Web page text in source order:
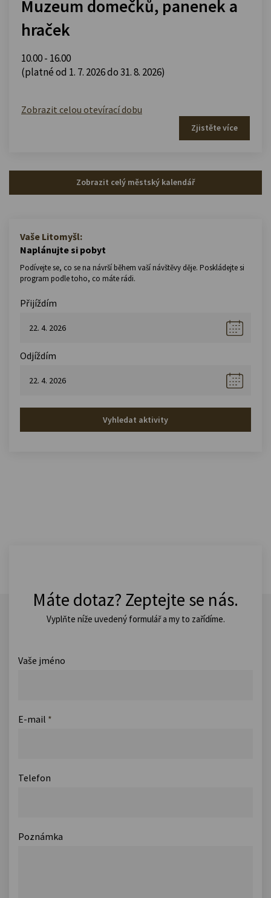
Muzeum domečků, panenek a
hraček
10.00 - 16.00
(platné od 1. 7. 2026 do 31. 8. 2026)
Zobrazit celou otevírací dobu
Zjistěte více
Zobrazit celý městský kalendář
Vaše Litomyšl:
Naplánujte si pobyt
Podívejte se, co se na návrší během vaší návštěvy děje. Poskládejte si
program podle toho, co máte rádi.
Přijíždím
Odjíždím
Vyhledat aktivity
Máte dotaz? Zeptejte se nás.
Vyplňte níže uvedený formulář a my to zařídíme.
Vaše jméno
E-mail *
Telefon
Poznámka